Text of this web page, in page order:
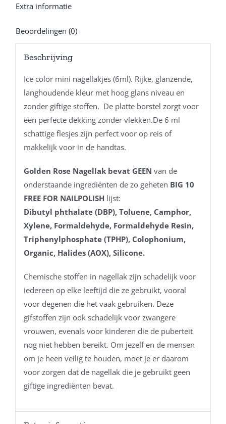
Extra informatie
Beoordelingen (0)
Beschrijving
Ice color mini nagellakjes (6ml). Rijke, glanzende,
langhoudende kleur met hoog glans niveau en
zonder giftige stoffen. De platte borstel zorgt voor
een perfecte dekking zonder vlekken.De 6 ml
schattige flesjes zijn perfect voor op reis of
makkelijk voor in de handtas.
Golden Rose Nagellak bevat GEEN van de
onderstaande ingrediënten de zo geheten BIG 10
FREE FOR NAILPOLISH lijst:
Dibutyl phthalate (DBP), Toluene, Camphor,
Xylene, Formaldehyde, Formaldehyde Resin,
Triphenylphosphate (TPHP), Colophonium,
Organic, Halides (AOX), Silicone.
Chemische stoffen in nagellak zijn schadelijk voor
iedereen op elke leeftijd die ze gebruikt, vooral
voor degenen die het vaak gebruiken. Deze
gifstoffen zijn ook schadelijk voor zwangere
vrouwen, evenals voor kinderen die de puberteit
nog niet hebben bereikt. Om jezelf en de mensen
om je heen veilig te houden, moet je er daarom
voor zorgen dat de nagellak die je gebruikt geen
giftige ingrediënten bevat.